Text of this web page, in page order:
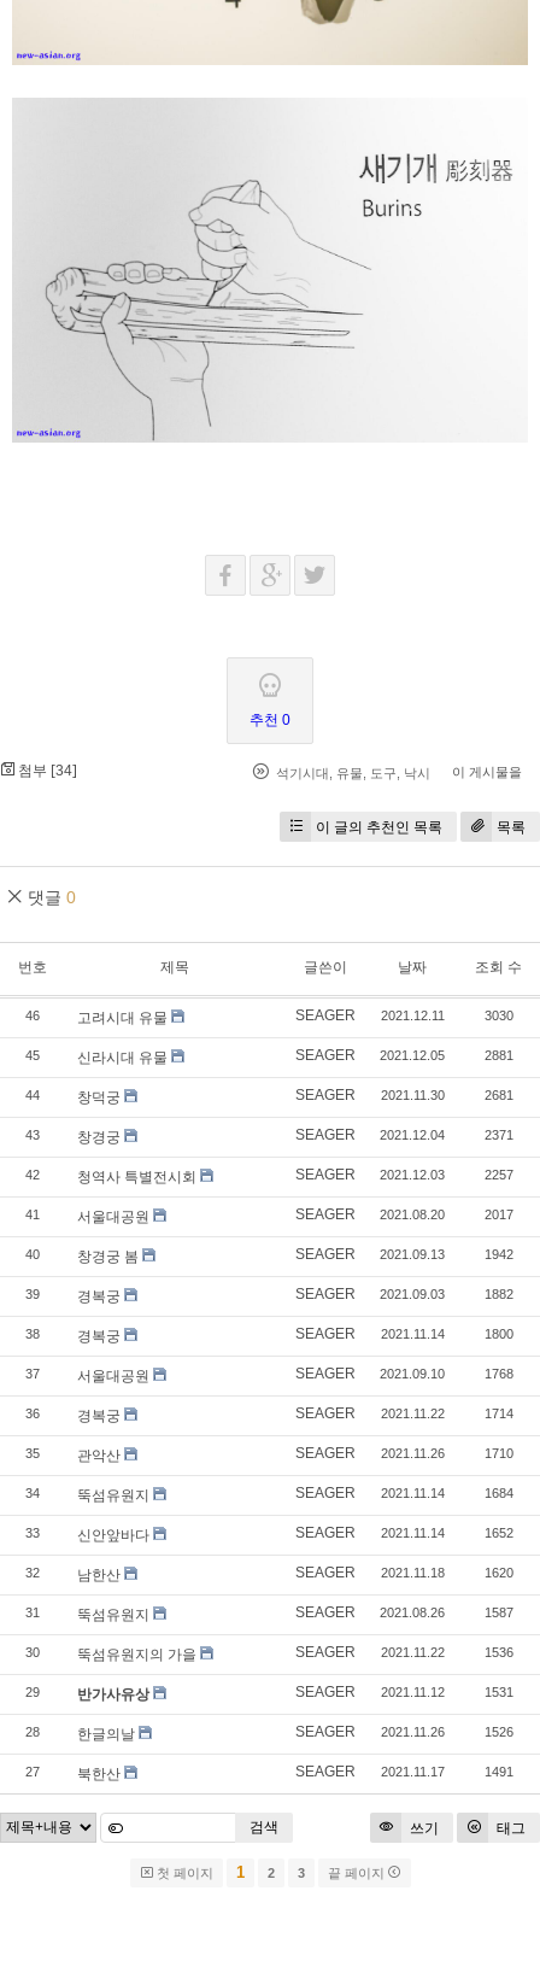
추천 0
첨부 [34] 석기시대 유물 도구 낙시 이 게시물을
이 글의 추천인 목록 목록
댓글 0
번호 제목 글쓴이 날짜 조회 수
46 고려시대 유물 SEAGER 2021.12.11 3030
45 신라시대 유물 SEAGER 2021.12.05 2881
44 창덕궁 SEAGER 2021.11.30 2681
43 창경궁 SEAGER 2021.12.04 2371
42 청역사 특별전시회 SEAGER 2021.12.03 2257
41 서울대공원 SEAGER 2021.08.20 2017
40 창경궁 봄 SEAGER 2021.09.13 1942
39 경복궁 SEAGER 2021.09.03 1882
38 경복궁 SEAGER 2021.11.14 1800
37 서울대공원 SEAGER 2021.09.10 1768
36 경복궁 SEAGER 2021.11.22 1714
35 관악산 SEAGER 2021.11.26 1710
34 뚝섬유원지 SEAGER 2021.11.14 1684
33 신안앞바다 SEAGER 2021.11.14 1652
32 남한산 SEAGER 2021.11.18 1620
31 뚝섬유원지 SEAGER 2021.08.26 1587
30 뚝섬유원지의 가을 SEAGER 2021.11.22 1536
29 반가사유상 SEAGER 2021.11.12 1531
28 한글의날 SEAGER 2021.11.26 1526
27 북한산 SEAGER 2021.11.17 1491
쓰기 태그
검색
첫 페이지 1 2 3 끝 페이지